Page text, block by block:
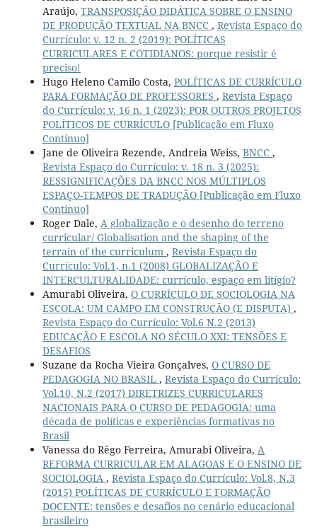
Araújo, TRANSPOSIÇÃO DIDÁTICA SOBRE O ENSINO
DE PRODUÇÃO TEXTUAL NA BNCC , Revista Espaço do
Currículo: v. 12 n. 2 (2019): POLÍTICAS
CURRICULARES E COTIDIANOS: porque resistir é
preciso!
Hugo Heleno Camilo Costa, POLÍTICAS DE CURRÍCULO
PARA FORMAÇÃO DE PROFESSORES , Revista Espaço
do Currículo: v. 16 n. 1 (2023): POR OUTROS PROJETOS
POLÍTICOS DE CURRÍCULO [Publicação em Fluxo
Contínuo]
Jane de Oliveira Rezende, Andreia Weiss, BNCC ,
Revista Espaço do Currículo: v. 18 n. 3 (2025):
RESSIGNIFICAÇÕES DA BNCC NOS MÚLTIPLOS
ESPAÇO-TEMPOS DE TRADUÇÃO [Publicação em Fluxo
Contínuo]
Roger Dale, A globalização e o desenho do terreno
curricular/ Globalisation and the shaping of the
terrain of the curriculum , Revista Espaço do
Currículo: Vol.1, n.1 (2008) GLOBALIZAÇÃO E
INTERCULTURALIDADE: currículo, espaço em litígio?
Amurabi Oliveira, O CURRÍCULO DE SOCIOLOGIA NA
ESCOLA: UM CAMPO EM CONSTRUÇÃO (E DISPUTA) ,
Revista Espaço do Currículo: Vol.6 N.2 (2013)
EDUCAÇÃO E ESCOLA NO SÉCULO XXI: TENSÕES E
DESAFIOS
Suzane da Rocha Vieira Gonçalves, O CURSO DE
PEDAGOGIA NO BRASIL , Revista Espaço do Currículo:
Vol.10, N.2 (2017) DIRETRIZES CURRICULARES
NACIONAIS PARA O CURSO DE PEDAGOGIA: uma
década de políticas e experiências formativas no
Brasil
Vanessa do Rêgo Ferreira, Amurabi Oliveira, A
REFORMA CURRICULAR EM ALAGOAS E O ENSINO DE
SOCIOLOGIA , Revista Espaço do Currículo: Vol.8, N.3
(2015) POLÍTICAS DE CURRÍCULO E FORMAÇÃO
DOCENTE: tensões e desafios no cenário educacional
brasileiro